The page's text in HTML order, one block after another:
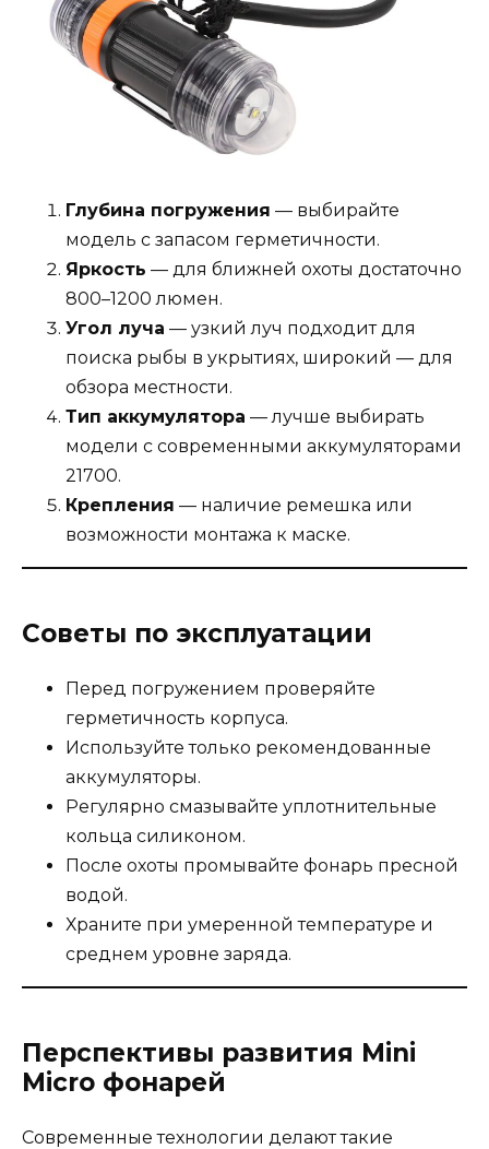
Глубина погружения — выбирайте
модель с запасом герметичности.
Яркость — для ближней охоты достаточно
800–1200 люмен.
Угол луча — узкий луч подходит для
поиска рыбы в укрытиях, широкий — для
обзора местности.
Тип аккумулятора — лучше выбирать
модели с современными аккумуляторами
21700.
Крепления — наличие ремешка или
возможности монтажа к маске.
Советы по эксплуатации
Перед погружением проверяйте
герметичность корпуса.
Используйте только рекомендованные
аккумуляторы.
Регулярно смазывайте уплотнительные
кольца силиконом.
После охоты промывайте фонарь пресной
водой.
Храните при умеренной температуре и
среднем уровне заряда.
Перспективы развития Mini
Micro фонарей
Современные технологии делают такие